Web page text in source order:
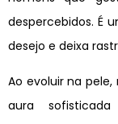
despercebidos. É
desejo e deixa
Ao evoluir na
aura